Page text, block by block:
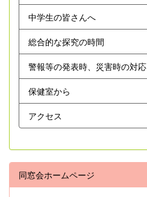
中学生の皆さんへ
総合的な探究の時間
警報等の発表時、災害時の対応
保健室から
アクセス
同窓会ホームページ